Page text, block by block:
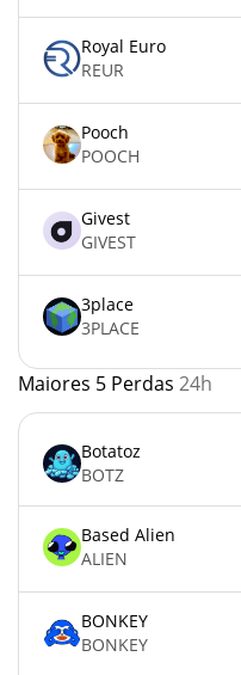
Royal Euro
REUR
Pooch
POOCH
Givest
GIVEST
3place
3PLACE
Maiores 5 Perdas 24h
Botatoz
BOTZ
Based Alien
ALIEN
BONKEY
BONKEY